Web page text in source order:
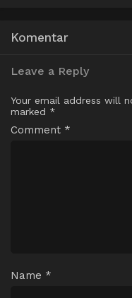
Komentar
Leave a Reply
Your email address will
marked *
Comment *
Name *